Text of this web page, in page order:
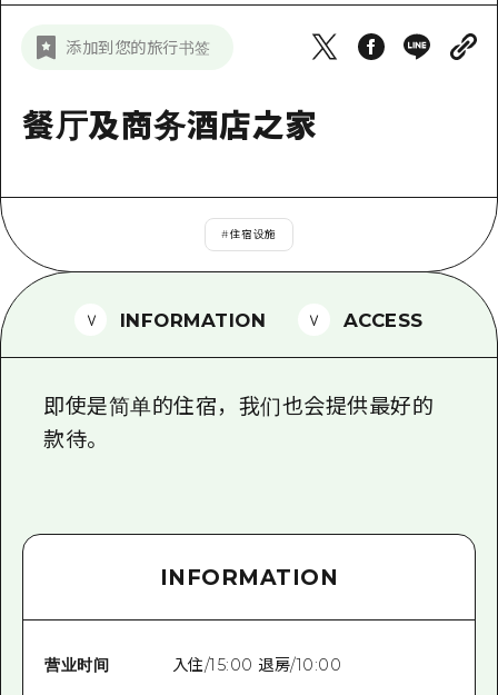
标准
治愈
宫岛周边
短途旅行
一日游
1晚2天
2晚3天
东山口
爱媛
岛根
超值的游览门票
广岛免费无线上网
广岛观光宣传册
新闻
添加到您的旅行书签
餐厅及商务酒店之家
#住宿设施
INFORMATION ACCESS
即使是简单的住宿，我们也会提供最好的
款待。
INFORMATION
营业时间 入住/15:00 退房/10:00